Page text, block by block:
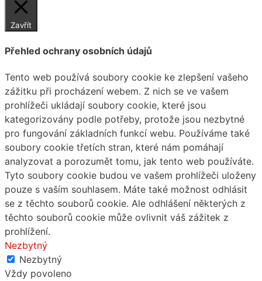
Zavřít
Přehled ochrany osobních údajů
Tento web používá soubory cookie ke zlepšení vašeho
zážitku při procházení webem. Z nich se ve vašem
prohlížeči ukládají soubory cookie, které jsou
kategorizovány podle potřeby, protože jsou nezbytné
pro fungování základních funkcí webu. Používáme také
soubory cookie třetích stran, které nám pomáhají
analyzovat a porozumět tomu, jak tento web používáte.
Tyto soubory cookie budou ve vašem prohlížeči uloženy
pouze s vaším souhlasem. Máte také možnost odhlásit
se z těchto souborů cookie. Ale odhlášení některých z
těchto souborů cookie může ovlivnit váš zážitek z
prohlížení.
Nezbytný
Nezbytný
Vždy povoleno